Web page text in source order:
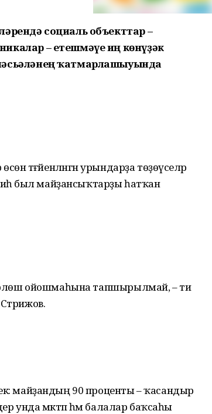
социаль объекттар –
– етешмәүе иң көнүҙәк
ҡатмарлашыуында
тәғәйенләнгән урындарҙа төҙөүселәр
был майҙансыҡтарҙы һатҡан
ойошмаһына тапшырылмай, – ти
майҙандың 90 проценты – ҡасандыр
унда мәктәп һәм балалар баҡсаһы